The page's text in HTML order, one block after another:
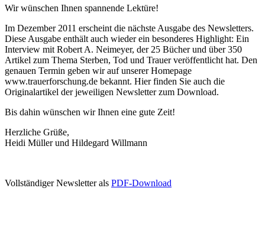
Wir wünschen Ihnen spannende Lektüre!
Im Dezember 2011 erscheint die nächste Ausgabe des Newsletters.
Diese Ausgabe enthält auch wieder ein besonderes Highlight: Ein
Interview mit Robert A. Neimeyer, der 25 Bücher und über 350
Artikel zum Thema Sterben, Tod und Trauer veröffentlicht hat. Den
genauen Termin geben wir auf unserer Homepage
www.trauerforschung.de bekannt. Hier finden Sie auch die
Originalartikel der jeweiligen Newsletter zum Download.
Bis dahin wünschen wir Ihnen eine gute Zeit!
Herzliche Grüße,
Heidi Müller und Hildegard Willmann
Vollständiger Newsletter als PDF-Download